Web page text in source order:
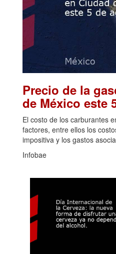
Precio de la
de México este
El costo de los carburantes
factores, entre ellos los
impositiva y los gastos
Infobae